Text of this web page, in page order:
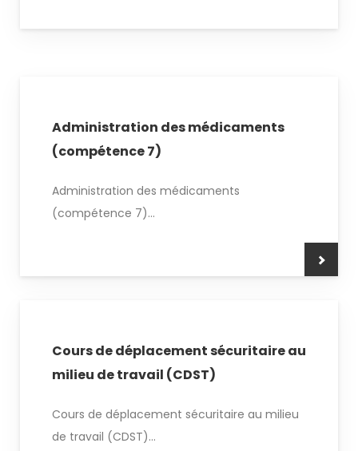
Administration des médicaments
(compétence 7)
Administration des médicaments
(compétence 7)...
Cours de déplacement sécuritaire au
milieu de travail (CDST)
Cours de déplacement sécuritaire au milieu
de travail (CDST)...